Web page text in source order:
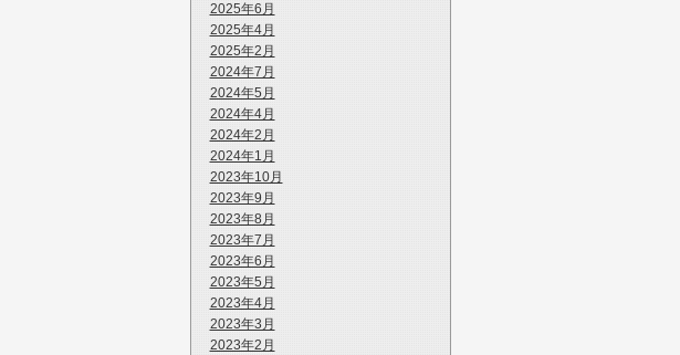
2025年6月
2025年4月
2025年2月
2024年7月
2024年5月
2024年4月
2024年2月
2024年1月
2023年10月
2023年9月
2023年8月
2023年7月
2023年6月
2023年5月
2023年4月
2023年3月
2023年2月